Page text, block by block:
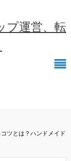
プ運営、転
ツとは？ハンドメイド